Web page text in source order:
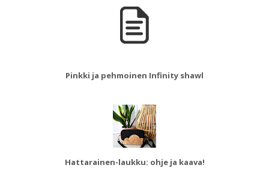
Pinkki ja pehmoinen Infinity shawl
Hattarainen-laukku: ohje ja kaava!